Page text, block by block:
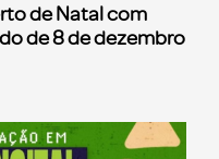
de Natal com
de 8 de dezembro